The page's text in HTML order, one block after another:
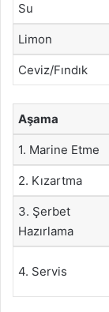
Su
Limon
Ceviz/Fındık
Aşama
1. Marine Etme
2. Kızartma
3. Şerbet
Hazırlama
4. Servis